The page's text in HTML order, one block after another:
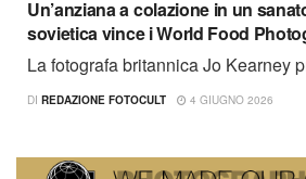
Un’anziana a colazione in un
sovietica vince i World Food
La fotografa britannica Jo Kearney
DI REDAZIONE FOTOCULT 4 GIUGNO 2026